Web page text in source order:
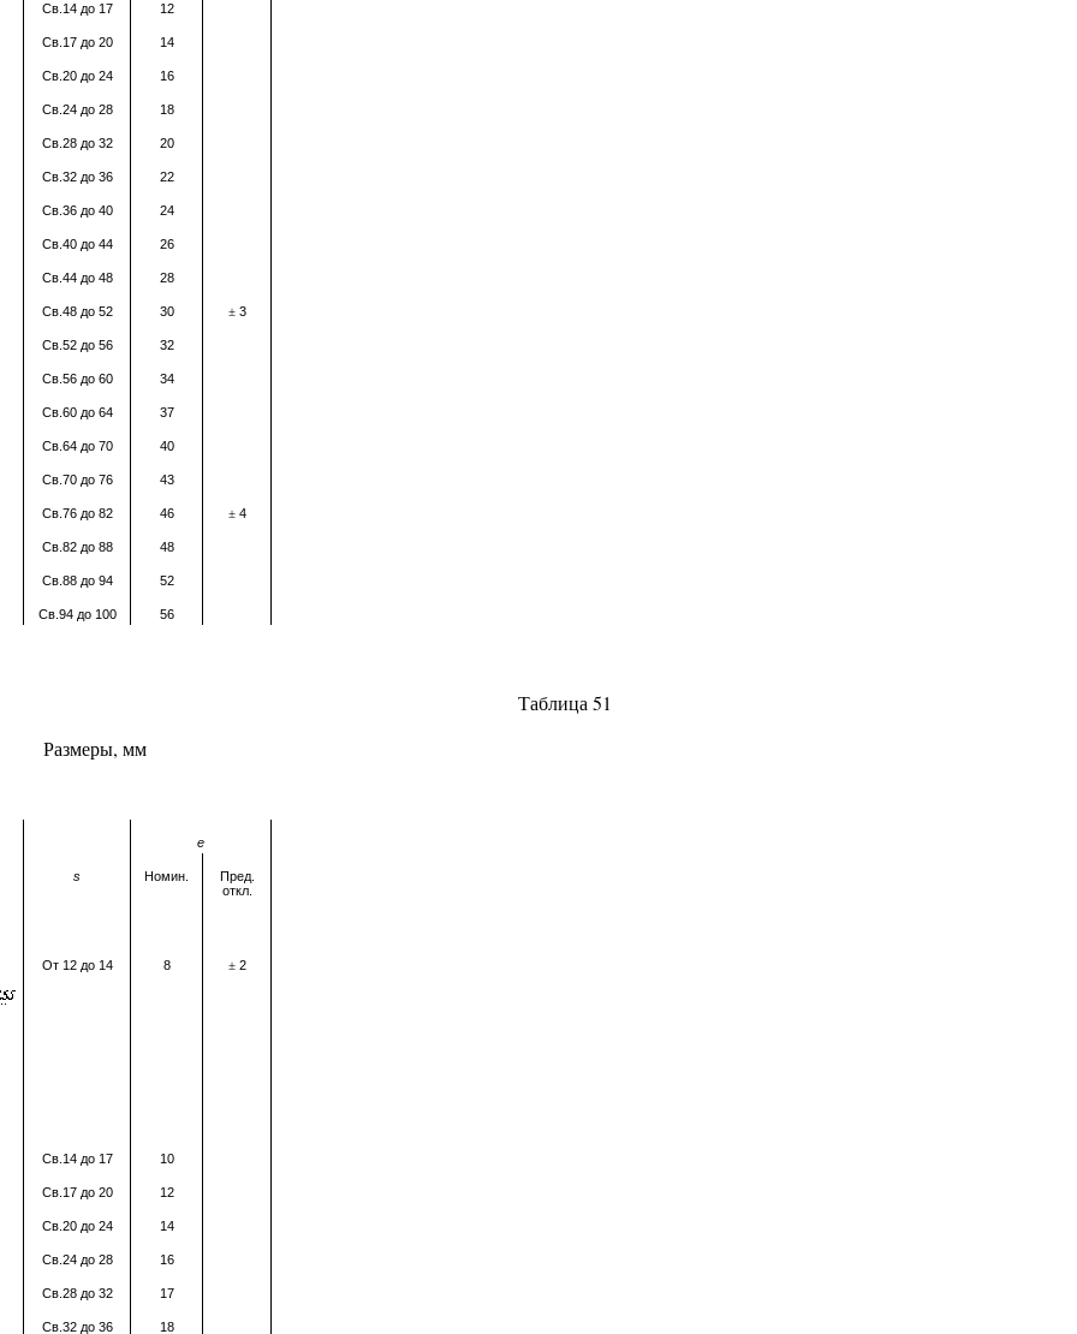
Св.14 до 17 12
Св.17 до 20 14
Св.20 до 24 16
Св.24 до 28 18
Св.28 до 32 20
Св.32 до 36 22
Св.36 до 40 24
Св.40 до 44 26
Св.44 до 48 28
Св.48 до 52 30 ± 3
Св.52 до 56 32
Св.56 до 60 34
Св.60 до 64 37
Св.64 до 70 40
Св.70 до 76 43
Св.76 до 82 46 ± 4
Св.82 до 88 48
Св.88 до 94 52
Св.94 до 100 56
Таблица 51
Размеры, мм
е
s Номин.
Пред.
откл.
От 12 до 14 8 ± 2
Св.14 до 17 10
Св.17 до 20 12
Св.20 до 24 14
Св.24 до 28 16
Св.28 до 32 17
Св.32 до 36 18